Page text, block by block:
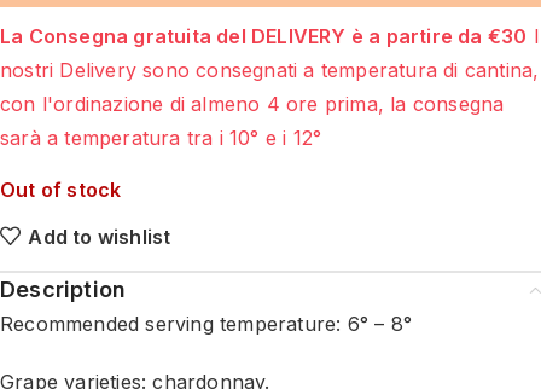
La Consegna gratuita del DELIVERY è a partire da €30 I
nostri Delivery sono consegnati a temperatura di cantina,
con l'ordinazione di almeno 4 ore prima, la consegna
sarà a temperatura tra i 10° e i 12°
Out of stock
Add to wishlist
Description
Recommended serving temperature: 6° – 8°
Grape varieties: chardonnay.